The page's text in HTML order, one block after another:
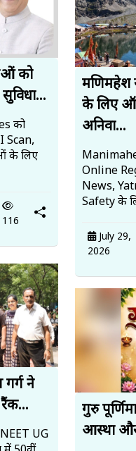
को
को
Scan,
के लिए
116
ने
UG
मणिमहेश
के लिए
अनिवा...
Online
News,
Safety के
July 29,
2026
गुरु
आस्था